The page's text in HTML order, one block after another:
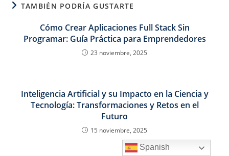
TAMBIÉN PODRÍA GUSTARTE
Cómo Crear Aplicaciones Full Stack Sin
Programar: Guía Práctica para Emprendedores
23 noviembre, 2025
Inteligencia Artificial y su Impacto en la Ciencia y
Tecnología: Transformaciones y Retos en el
Futuro
15 noviembre, 2025
Spanish